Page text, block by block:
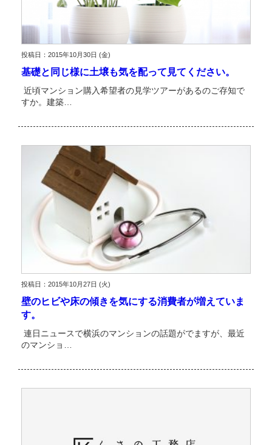
投稿日：2015年10月30日 (金)
基礎と同じ様に土壌も気を配って見てください。
近頃マンション購入希望者の見学ツアーがあるのご存知で
すか。建築…
投稿日：2015年10月27日 (火)
壁のヒビや床の傾きを気にする消費者が増えていま
す。
連日ニュースで横浜のマンションの話題がでますが、最近
のマンショ…